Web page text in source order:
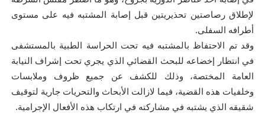
لإطلاق رصاصتين تحذيريتين قبل إصابة المشتبه فيه على مستوى
أطرافه السفلى.
وقد تم الاحتفاظ بالمشتبه فيه تحت الحراسة الطبية بالمستشفى
في انتظار إخضاعه للبحث القضائي الذي يجري تحت إشراف النيابة
العامة المختصة، وذلك للكشف عن جميع ظروف وملابسات
وخلفيات هذه القضية، فيما لازالت الأبحاث والتحريات جارية لتوقيف
شقيقه الذي يشتبه في مشاركته في ارتكاب هذه الأفعال الإجرامية.